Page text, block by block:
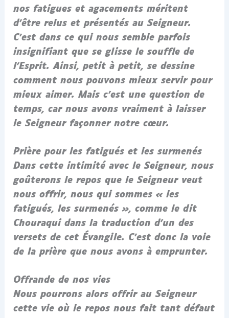
nos fatigues et agacements méritent
d’être relus et présentés au Seigneur.
C’est dans ce qui nous semble parfois
insignifiant que se glisse le souffle de
l’Esprit. Ainsi, petit à petit, se dessine
comment nous pouvons mieux servir pour
mieux aimer. Mais c’est une question de
temps, car nous avons vraiment à laisser
le Seigneur façonner notre cœur.
Prière pour les fatigués et les surmenés
Dans cette intimité avec le Seigneur, nous
goûterons le repos que le Seigneur veut
nous offrir, nous qui sommes « les
fatigués, les surmenés », comme le dit
Chouraqui dans la traduction d’un des
versets de cet Évangile. C’est donc la voie
de la prière que nous avons à emprunter.
Offrande de nos vies
Nous pourrons alors offrir au Seigneur
cette vie où le repos nous fait tant défaut